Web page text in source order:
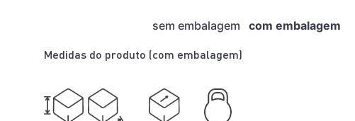
Medidas do produto (com embalagem)
sem embalagem com embalagem